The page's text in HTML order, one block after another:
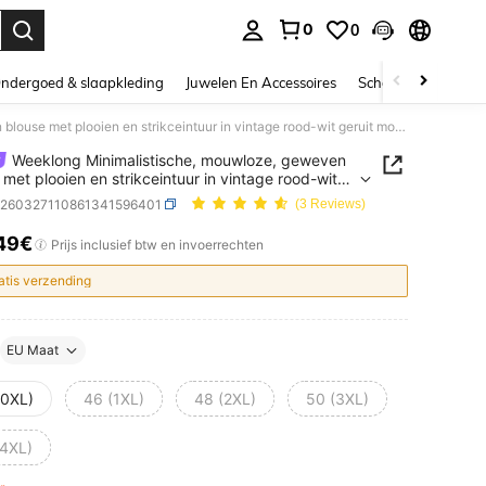
0 0
& slaapkleding Juwelen En Accessoires Schoonheid &
Weeklong Minimalistische, mouwloze, geweven blouse met plooien en strikceintuur in vintage rood-wit geruit model met gedraaide taille, geschikt voor de zomer.
Weeklong Minimalistische, mouwloze, geweven
met plooien en strikceintuur in vintage rood-wit
met gedraaide taille, geschikt voor de(3 Reviews)
AND AVAILABILITY
Prijs inclusief btw en invoerrechten
verzending
EU Maat
46 (1XL) 48 (2XL) 50 (3XL)